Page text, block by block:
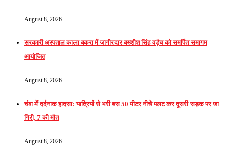
August 8, 2026
सरकारी अस्पताल काला बकरा में जागीरदार बख्शीश सिंह वड़ैच को समर्पित समागम
आयोजित
August 8, 2026
चंबा में दर्दनाक हादसा: यात्रियों से भरी बस 50 मीटर नीचे पलट कर दूसरी सड़क पर जा
गिरी, 7 की मौत
August 8, 2026